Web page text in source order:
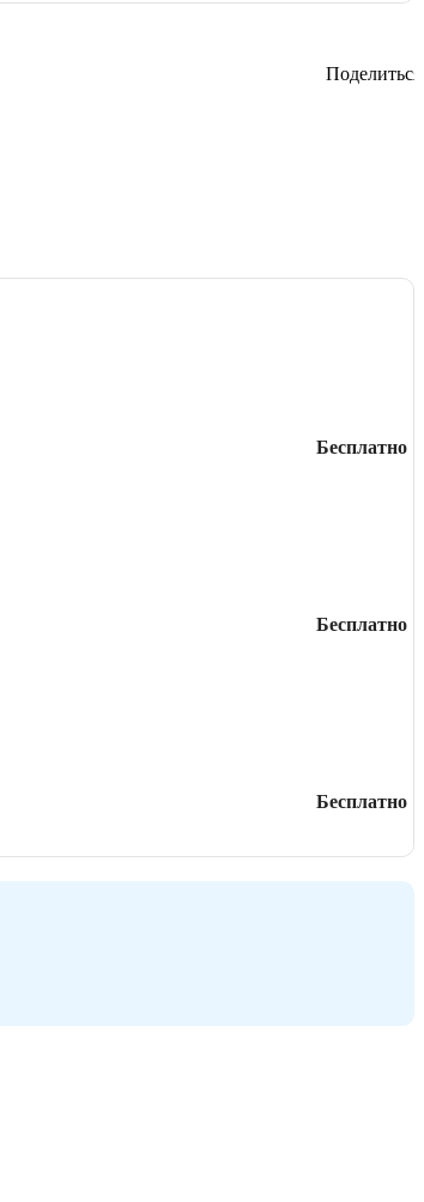
Поделиться
Бесплатно
Бесплатно
Бесплатно